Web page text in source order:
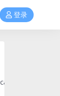
登录